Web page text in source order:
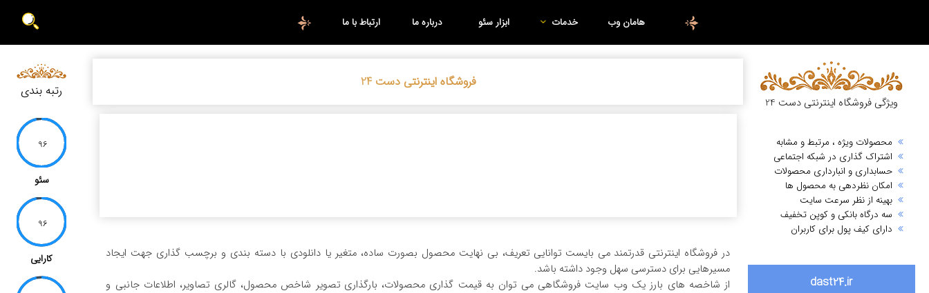
هامان وب خدمات ابزار سئو درباره ما ارتباط با ما
فروشگاه اینترنتی دست 24
در فروشگاه اینترنتی قدرتمند می بایست توانایی تعریف، بی نهایت محصول بصورت ساده، متغیر یا دانلودی با دسته بندی و برچسب گذاری جهت ایجاد
مسیرهایی برای دسترسی سهل وجود داشته باشد.
از شاخصه های بارز یک وب سایت فروشگاهی می توان به قیمت گذاری محصولات، بارگذاری تصویر شاخص محصول، گالری تصاویر، اطلاعات جانبی و
رتبه بندی
96
سئو
96
کارایی
ویژگی فروشگاه اینترنتی دست 24
محصولات ویژه ، مرتبط و مشابه
اشتراک گذاری در شبکه اجتماعی
حسابداری و انبارداری محصولات
امکان نظردهی به محصول ها
بهینه از نظر سرعت سایت
سه درگاه بانکی و کوپن تخفیف
دارای کیف پول برای کاربران
dast24.ir